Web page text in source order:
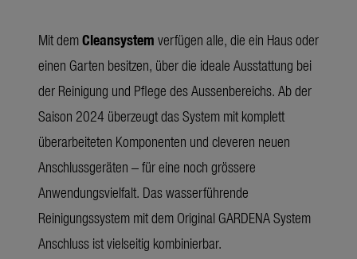
Mit demCleansystem verfügen alle, die ein Haus oder
einen Garten besitzen, über die ideale Ausstattung bei
der Reinigung und Pflege des Aussenbereichs. Ab der
Saison 2024 überzeugt das System mit komplett
überarbeiteten Komponenten und cleveren neuen
Anschlussgeräten – für eine noch grössere
Anwendungsvielfalt. Das wasserführende
Reinigungssystem mit dem Original GARDENA System
Anschluss ist vielseitig kombinierbar.